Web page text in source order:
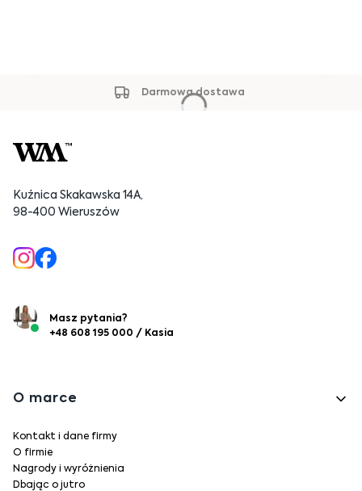
Darmowa dostawa
Kuźnica Skakawska 14A,
98-400 Wieruszów
Masz pytania?
+48 608 195 000 / Kasia
Linki w stopce
O marce
Kontakt i dane firmy
O firmie
Nagrody i wyróżnienia
Dbając o jutro